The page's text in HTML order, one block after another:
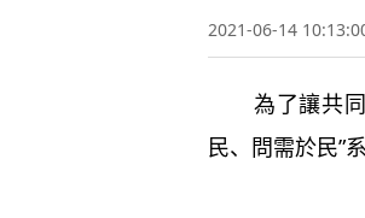
2021-06-14
為了讓共同
民、問需於民”